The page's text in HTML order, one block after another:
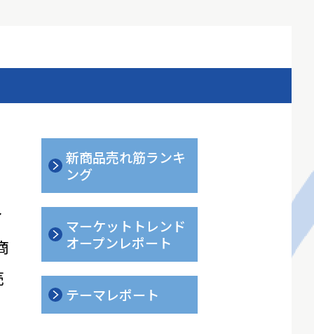
新商品売れ筋ランキ
ング
マーケットトレンド
オープンレポート
テーマレポート